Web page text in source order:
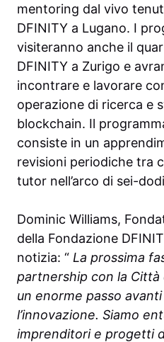
mentoring dal vivo
DFINITY a Lugano. I
visiteranno anche il
DFINITY a Zurigo e
incontrare e lavorare
operazione di ricerca e
blockchain. Il
consiste in un
revisioni periodiche tra
tutor nell’arco di sei-
Dominic Williams,
della Fondazione
notizia: “ La prossima
partnership con la Città
un enorme passo
l’innovazione. Siamo
imprenditori e progetti